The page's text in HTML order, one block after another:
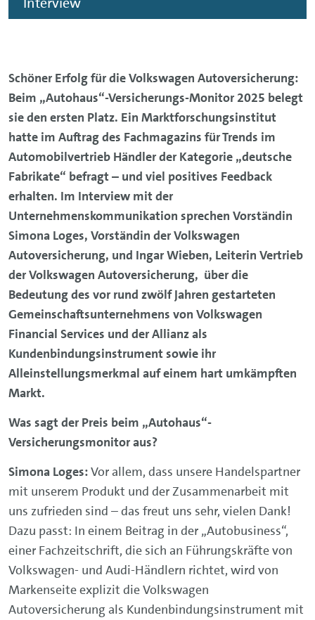
Schöner Erfolg für die Volkswagen Autoversicherung:
Beim „Autohaus“-Versicherungs-Monitor 2025 belegt
sie den ersten Platz. Ein Marktforschungsinstitut
hatte im Auftrag des Fachmagazins für Trends im
Automobilvertrieb Händler der Kategorie „deutsche
Fabrikate“ befragt – und viel positives Feedback
erhalten. Im Interview mit der
Unternehmenskommunikation sprechen Vorständin
Simona Loges, Vorständin der Volkswagen
Autoversicherung, und Ingar Wieben, Leiterin Vertrieb
der Volkswagen Autoversicherung, über die
Bedeutung des vor rund zwölf Jahren gestarteten
Gemeinschaftsunternehmens von Volkswagen
Financial Services und derAllianz als
Kundenbindungsinstrument sowie ihr
Alleinstellungsmerkmal auf einem hart umkämpften
Markt.
Was sagt der Preis beim „Autohaus“-
Versicherungsmonitor aus?
Simona Loges:Vor allem, dass unsere Handelspartner
mit unserem Produkt und der Zusammenarbeit mit
uns zufrieden sind – das freut uns sehr, vielen Dank!
Dazu passt: In einem Beitrag in der „Autobusiness“,
einer Fachzeitschrift, die sich an Führungskräfte von
Volkswagen- und Audi-Händlern richtet, wird von
Markenseite explizit die Volkswagen
Autoversicherung als Kundenbindungsinstrument mit